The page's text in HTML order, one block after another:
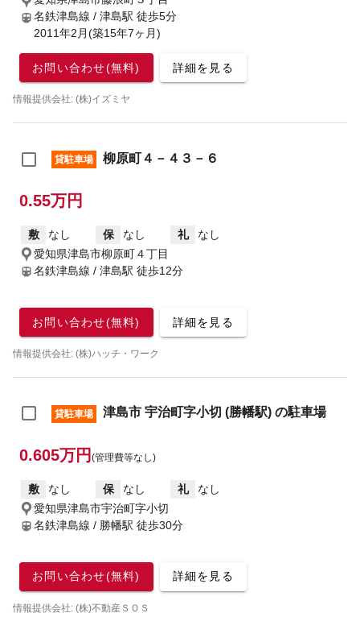
名鉄津島線 / 津島駅 徒歩5分
2011年2月(築15年7ヶ月)
お問い合わせ(無料) 詳細を見る
情報提供会社: (株)イズミヤ
貸駐車場 柳原町４－４３－６
0.55万円
敷 なし 保 なし 礼
なし
愛知県津島市柳原町４丁目
名鉄津島線 / 津島駅 徒歩12分
お問い合わせ(無料) 詳細を見る
情報提供会社: (株)ハッチ・ワーク
貸駐車場 津島市 宇治町字小切 (勝幡駅) の駐車場
0.605万円 (管理費等なし)
敷 なし 保 なし 礼
なし
愛知県津島市宇治町字小切
名鉄津島線 / 勝幡駅 徒歩30分
お問い合わせ(無料) 詳細を見る
情報提供会社: (株)不動産ＳＯＳ